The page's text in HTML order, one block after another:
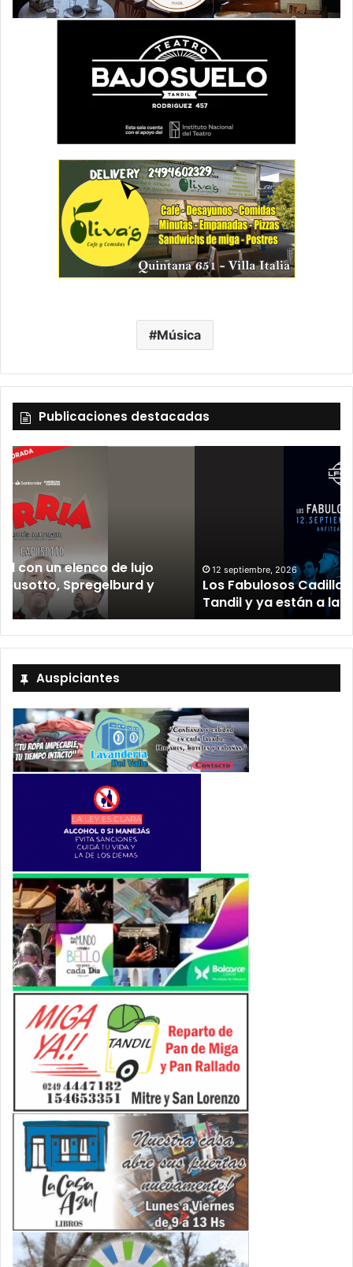
Música
Publicaciones destacadas
12 septiembre, 2026
Los Fabulosos Cadillacs anunciaron su show en
Tandil y ya están a la venta las entradas
Auspiciantes